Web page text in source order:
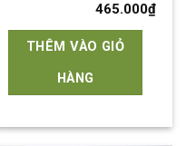
465.000₫
THÊM VÀO GIỎ
HÀNG